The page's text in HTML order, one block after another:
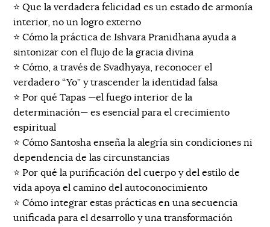
⭐️ Que la verdadera felicidad es un estado de armonía
interior, no un logro externo
⭐️ Cómo la práctica de Ishvara Pranidhana ayuda a
sintonizar con el flujo de la gracia divina
⭐️ Cómo, a través de Svadhyaya, reconocer el
verdadero “Yo” y trascender la identidad falsa
⭐️ Por qué Tapas —el fuego interior de la
determinación— es esencial para el crecimiento
espiritual
⭐️ Cómo Santosha enseña la alegría sin condiciones ni
dependencia de las circunstancias
⭐️ Por qué la purificación del cuerpo y del estilo de
vida apoya el camino del autoconocimiento
⭐️ Cómo integrar estas prácticas en una secuencia
unificada para el desarrollo y una transformación